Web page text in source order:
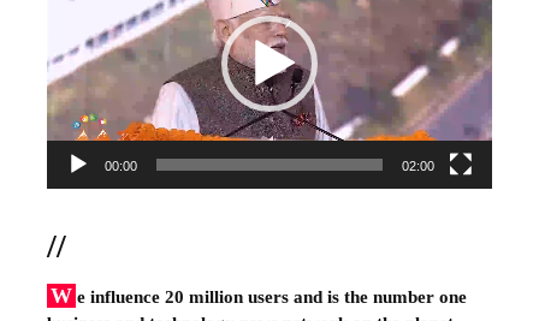
00:00 02:00
//
W e influence 20 million users and is the number one